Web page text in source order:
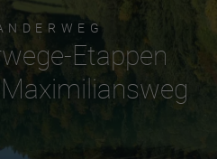
Etappen